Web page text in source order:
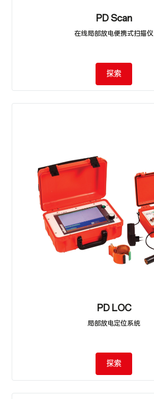
PD Scan
在线局部放电便携式扫描仪
探索
PD LOC
局部放电定位系统
探索